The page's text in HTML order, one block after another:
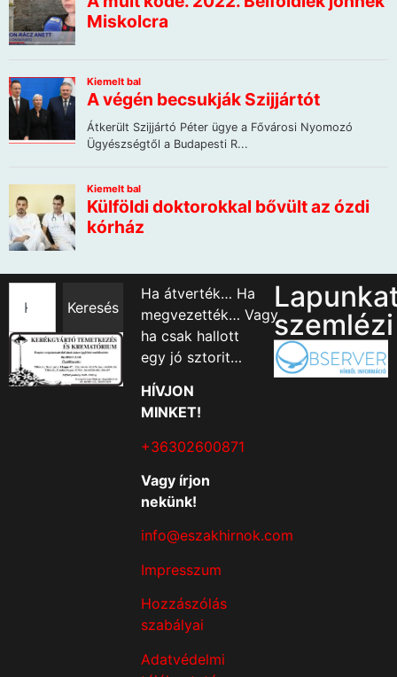
Keresés
Ha átverték… Ha
megvezették… Vagy
ha csak hallott
egy jó sztorit…
HÍVJON
MINKET!
+36302600871
Vagy írjon
nekünk!
info@eszakhirnok.com
Impresszum
Hozzászólás
szabályai
Adatvédelmi
szemlézi